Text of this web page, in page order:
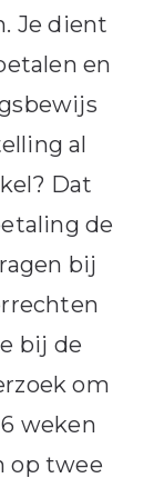
Je dient
en
al
Dat
de
bij
bij de
om
weken
op twee